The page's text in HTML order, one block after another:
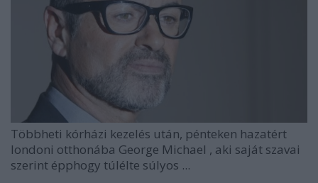
Többheti kórházi kezelés után, pénteken hazatért
londoni otthonába George Michael , aki saját szavai
szerint épphogy túlélte súlyos ...